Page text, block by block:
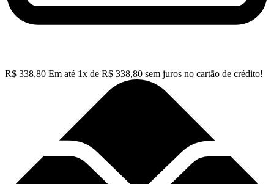
R$ 338,80 Em até 1x de R$ 338,80 sem juros no cartão de crédito!